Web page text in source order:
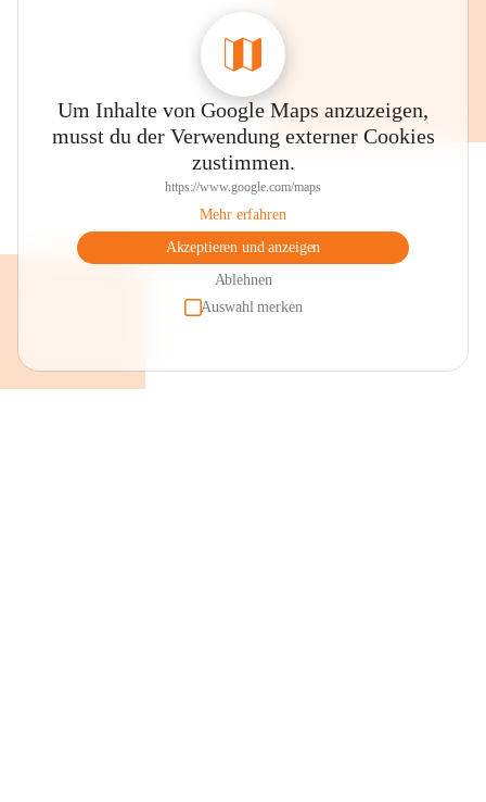
Um Inhalte von Google Maps anzuzeigen,
musst du der Verwendung externer Cookies
zustimmen.
https://www.google.com/maps
Mehr erfahren
Akzeptieren und anzeigen
Ablehnen
Auswahl merken